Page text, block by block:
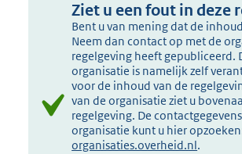
Ziet u een fout in deze
Bent u van mening dat de
Neem dan contact op met de
regelgeving heeft gepubliceerd.
organisatie is namelijk zelf
voor de inhoud van de
van de organisatie ziet u
regelgeving. De
organisatie kunt u hier
organisaties.overheid.nl.